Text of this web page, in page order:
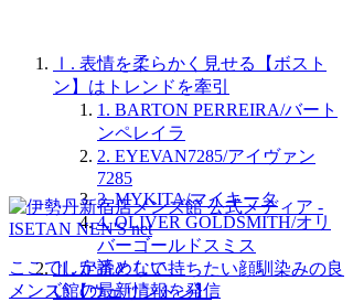
Ⅰ. 表情を柔らかく見せる【ボスト
ン】はトレンドを牽引
1. BARTON PERREIRA/バート
ンペレイラ
2. EYEVAN7285/アイヴァン
7285
3. MYKITA/マイキータ
4. OLIVER GOLDSMITH/オリ
バーゴールドスミス
Ⅱ. 定番として持ちたい顔馴染みの良
い【ウェリントン】
ここでしか読めない、
メンズ館の最新情報を発信